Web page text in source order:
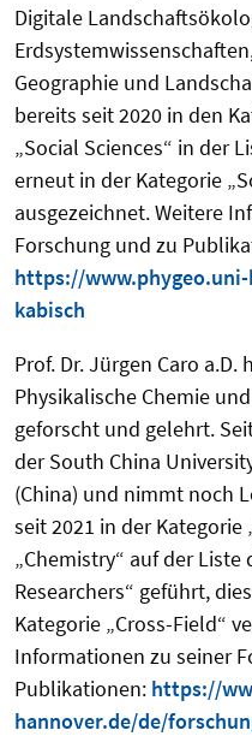
Digitale
Geographie und
bereits seit 2020 in den
„Social Sciences“ in der
erneut in der Kategorie
ausgezeichnet. Weitere
Forschung und zu
https://
kabisch
Prof. Dr. Jürgen Caro
Physikalische Chemie
geforscht und gelehrt.
der South China
(China) und nimmt noch
seit 2021 in der Kategorie
„Chemistry“ auf der Liste
Researchers“ geführt,
Kategorie „Cross-Field“
Informationen zu seiner
Publikationen: https://
hannover.de/de/